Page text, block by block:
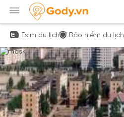
Esim du lịch Bảo hiểm du lịch